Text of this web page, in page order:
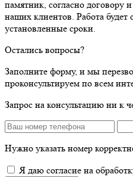
памятник, согласно договору
наших клиентов. Работа будет
установленные сроки.
Остались вопросы?
Заполните форму, и мы
проконсультируем по всем
Запрос на консультацию ни к
Нужно указать номер
Я даю согласие на